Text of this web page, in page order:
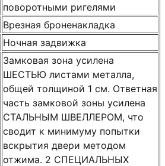
поворотными ригелями
Врезная броненакладка
Ночная задвижка
Замковая зона усилена
ШЕСТЬЮ листами металла,
общей толщиной 1 см. Ответная
часть замковой зоны усилена
СТАЛЬНЫМ ШВЕЛЛЕРОМ, что
сводит к минимуму попытки
вскрытия двери методом
отжима. 2 СПЕЦИАЛЬНЫХ